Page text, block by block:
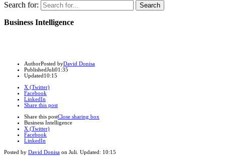
Search for:
Business Intelligence
AuthorPosted byDavid Donisa
PublishedJuli01:35
Updated10:15
X (Twitter)
Facebook
LinkedIn
Share this post
Share this postClose sharing box
Business Intelligence
X (Twitter)
Facebook
LinkedIn
Posted by David Donisa on Juli . Updated: 10:15